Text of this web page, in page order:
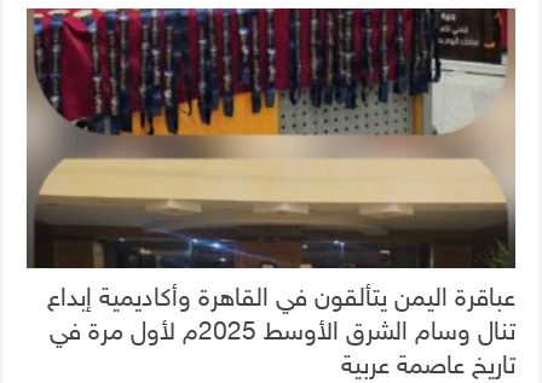
عباقرة اليمن يتألقون في القاهرة وأكاديمية إبداع
تنال وسام الشرق الأوسط 2025م لأول مرة في
تاريخ عاصمة عربية